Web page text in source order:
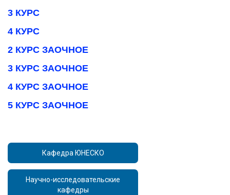
3 КУРС
4 КУРС
2 КУРС ЗАОЧНОЕ
3 КУРС ЗАОЧНОЕ
4 КУРС ЗАОЧНОЕ
5 КУРС ЗАОЧНОЕ
Кафедра ЮНЕСКО
Научно-исследовательские
кафедры